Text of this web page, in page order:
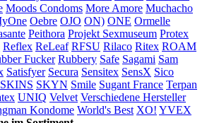
Moods Condoms More Amore Muchacho
Oebre OJO ON) ONE Ormelle
Peithora Projekt Sexmuseum Protex
Reflex ReLeaf RFSU Rilaco Ritex ROAM
Fucker Rubbery Safe Sagami Sam
Satisfyer Secura Sensitex SensX Sico
SKINS SKYN Smile Sugant France Terpan
UNIQ Velvet Verschiedene Hersteller
Kondome World's Best XO! YVEX